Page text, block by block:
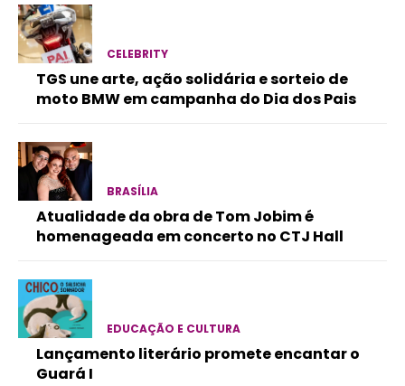
CELEBRITY
TGS une arte, ação solidária e sorteio de
moto BMW em campanha do Dia dos Pais
BRASÍLIA
Atualidade da obra de Tom Jobim é
homenageada em concerto no CTJ Hall
EDUCAÇÃO E CULTURA
Lançamento literário promete encantar o
Guará I